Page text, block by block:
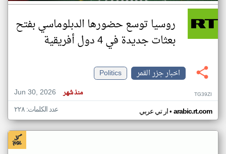
روسيا توسع حضورها الدبلوماسي بفتح
بعثات جديدة في 4 دول أفريقية
اخبار جزر القمر
Politics
Jun 30, 2026
منذ شهر TG39ZI
ار تي عربي• arabic.rt.com عدد الكلمات: ٢٢٨